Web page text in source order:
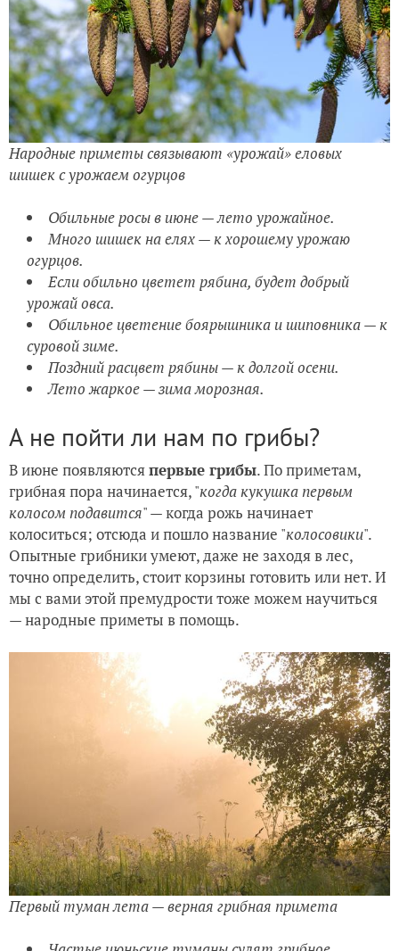
Народные приметы связывают «урожай» еловых
шишек с урожаем огурцов
Обильные росы в июне — лето урожайное.
Много шишек на елях — к хорошему урожаю
огурцов.
Если обильно цветет рябина, будет добрый
урожай овса.
Обильное цветение боярышника и шиповника — к
суровой зиме.
Поздний расцвет рябины — к долгой осени.
Лето жаркое — зима морозная.
А не пойти ли нам по грибы?
В июне появляютсяпервые грибы. По приметам,
грибная пора начинается, "когда кукушка первым
колосом подавится" — когда рожь начинает
колоситься; отсюда и пошло название "колосовики".
Опытные грибники умеют, даже не заходя в лес,
точно определить, стоит корзины готовить или нет. И
мы с вами этой премудрости тоже можем научиться
— народные приметы в помощь.
Первый туман лета — верная грибная примета